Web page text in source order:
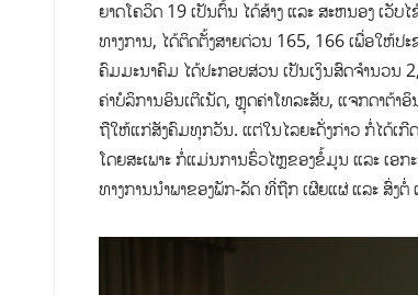
ຍາດໂຄວິດ 19 ເປັນຕົ້ນ ໄດ້ສ້າງ ແລະ ສະຫນອງ ເວັ
ທາງການ, ໄດ້ຕິດຕັ້ງສາຍດ່ວນ 165, 166 ເພື່ອໃຫ້ປ
ຄົມມະນາຄົມ ໄດ້ປະກອບສ່ວນ ເປັນເງິນສົດຈຳນວນ
ຄ່າບໍລິການອິນເຕີເນັດ, ຫຼຸດຄ່າໂທລະສັບ, ແຈກດາຕ້າ
ຖືໃຫ້ແກ່ສັງຄົມທຸກວັນ. ແຕ່ໃນໄລຍະດັ່ງກ່າວ ກໍ່ໄດ້ເກີ
ໂດຍສະເພາະ ກໍ່ແມ່ນການຮົ່ວໄຫຼຂອງຂໍ້ມູນ ແລະ ເອ
ທາງການນຳພາຂອງພັກ-ລັດ ທີ່ຖືກ ເຜີຍແຜ່ ແລະ ສົ່ງຕໍ່